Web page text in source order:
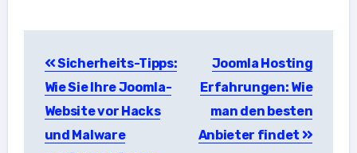
Sicherheits-Tipps:
Wie Sie Ihre Joomla-
Website vor Hacks
und Malware
Joomla Hosting
Erfahrungen: Wie
man den besten
Anbieter findet